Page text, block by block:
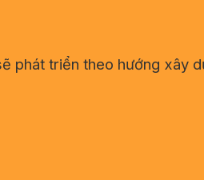
phát triển theo hướng xây